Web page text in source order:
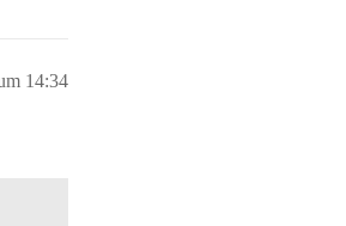
14:34